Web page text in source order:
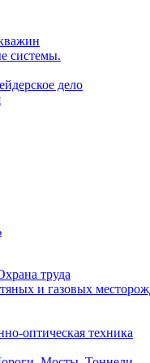
системы.
дело
труда
и газовых
оптическая техника